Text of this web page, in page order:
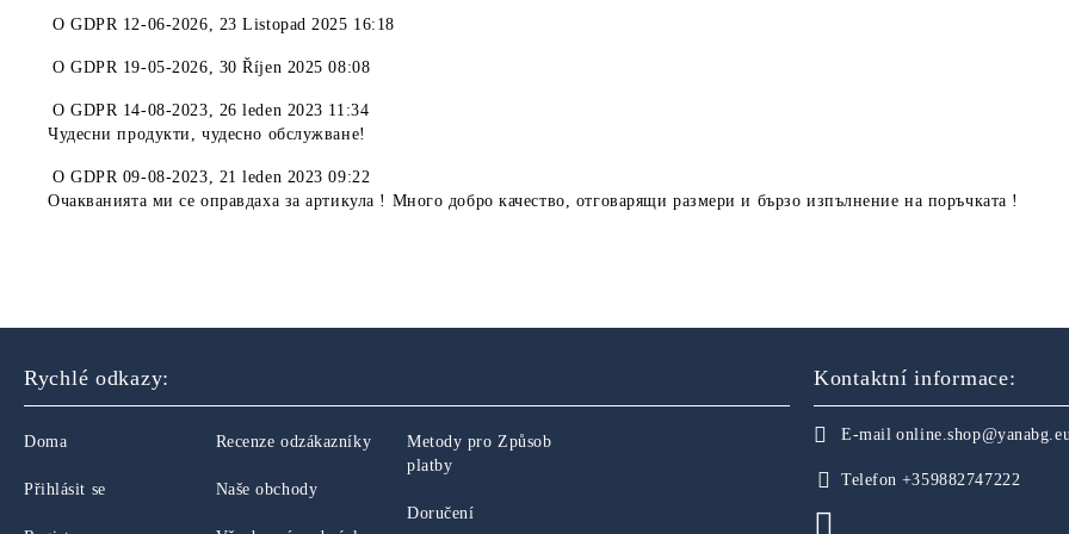
OGDPR 12-06-2026, 23 Listopad 2025 16:18
OGDPR 19-05-2026, 30 Říjen 2025 08:08
OGDPR 14-08-2023, 26 leden 2023 11:34
Чудесни продукти, чудесно обслужване!
OGDPR 09-08-2023, 21 leden 2023 09:22
Очакванията ми се оправдаха за артикула ! Много добро качество, отговарящи размери и бързо изпълнение на поръчката !
Rychlé odkazy:
Doma
Přihlásit se
Recenze odzákazníky
Naše obchody
Metody pro Způsob
platby
Doručení
Kontaktní informace:
E-mail
Telefon +359882747222